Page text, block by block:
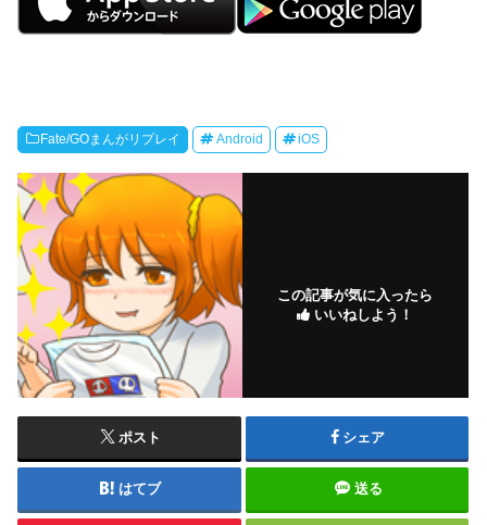
Fate/GOまんがリプレイ Android iOS
この記事が気に入ったら
いいねしよう！
ポスト シェア
はてブ 送る